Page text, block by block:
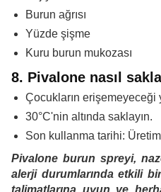
Burun ağrısı
Yüzde şişme
Kuru burun mukozası
8. Pivalone nasıl
Çocukların erişemeyeceği
30°C'nin altında saklayın.
Son kullanma tarihi:
Pivalone burun spreyi,
alerji durumlarında etkili